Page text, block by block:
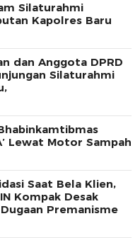
Silaturahmi
Kapolres Baru
dan Anggota DPRD
Silaturahmi
Lewat Motor Sampah
Saat Bela Klien,
Kompak Desak
Premanisme